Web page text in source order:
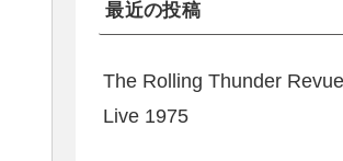
最近の投稿
The Rolling Thunder
Live 1975